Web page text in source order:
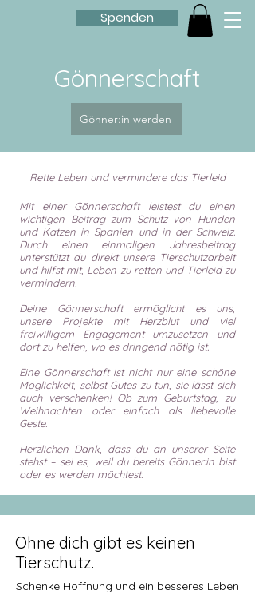
Spenden
Gönnerschaft
Gönner:in werden
Rette Leben und vermindere das Tierleid
Mit einer Gönnerschaft leistest du einen
wichtigen Beitrag zum Schutz von Hunden
und Katzen in Spanien und in der Schweiz.
Durch einen einmaligen Jahresbeitrag
unterstützt du direkt unsere Tierschutzarbeit
und hilfst mit, Leben zu retten und Tierleid zu
vermindern.
Deine Gönnerschaft ermöglicht es uns,
unsere Projekte mit Herzblut und viel
freiwilligem Engagement umzusetzen und
dort zu helfen, wo es dringend nötig ist.
Eine Gönnerschaft ist nicht nur eine schöne
Möglichkeit, selbst Gutes zu tun, sie lässt sich
auch verschenken! Ob zum Geburtstag, zu
Weihnachten oder einfach als liebevolle
Geste.
Herzlichen Dank, dass du an unserer Seite
stehst – sei es, weil du bereits Gönner:in bist
oder es werden möchtest.
Ohne dich gibt es keinen
Tierschutz.
Schenke Hoffnung und ein besseres Leben